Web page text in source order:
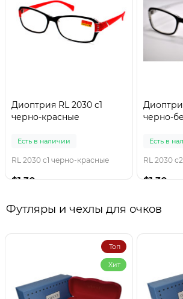
Диоптрия RL 2030 с1
черно-красные
Есть в наличии
RL 2030 с1 черно-красные
$1.30
черно-
Есть в
RL 2030
$1.30
Футляры и чехлы для очков
Топ
Хит